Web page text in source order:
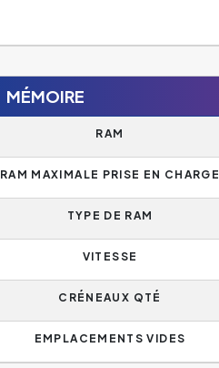
MÉMOIRE
RAM
RAM MAXIMALE PRISE EN CHARGE
TYPE DE RAM
VITESSE
CRÉNEAUX QTÉ
EMPLACEMENTS VIDES